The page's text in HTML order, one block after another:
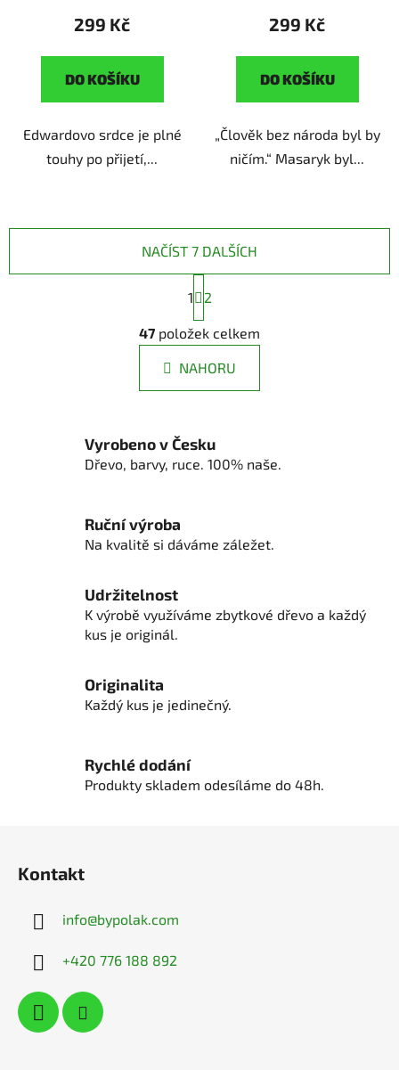
299 Kč
DO KOŠÍKU
Edwardovo srdce je plné
touhy po přijetí,...
299 Kč
DO KOŠÍKU
„Člověk bez národa byl by
ničím.“ Masaryk byl...
O
v
á
d
c
í
p
y
p
NAČÍST 7 DALŠÍCH
S
t
r
á
n
k
n
í
1 2
47 položek celkem
NAHORU
Vyrobeno v Česku
Dřevo, barvy, ruce. 100% naše.
Ruční výroba
Na kvalitě si dáváme záležet.
Udržitelnost
K výrobě využíváme zbytkové dřevo a každý
kus je originál.
Originalita
Každý kus je jedinečný.
Rychlé dodání
Produkty skladem odesíláme do 48h.
Kontakt
info@bypolak.com
+420 776 188 892